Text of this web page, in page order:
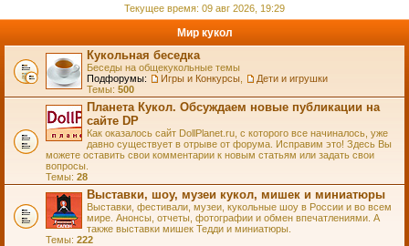
Текущее время: 09 авг 2026, 19:29
Мир кукол
Кукольная беседка
Беседы на общекукольные темы
Подфорумы:
Игры и Конкурсы
Дети и игрушки
Темы: 500
Планета Кукол. Обсуждаем новые публикации на
сайте DP
Как оказалось сайт DollPlanet.ru, с которого все начиналось, уже
давно существует в отрыве от форума. Исправим это! Здесь Вы
можете оставить свои комментарии к новым статьям или задать свои
вопросы.
Темы: 28
Выставки, шоу, музеи кукол, мишек и миниатюры
Выставки, фестивали, музеи, кукольные шоу в России и во всем
мире. Анонсы, отчеты, фотографии и обмен впечатлениями. А
также выставки мишек Тедди и миниатюры.
Темы: 222